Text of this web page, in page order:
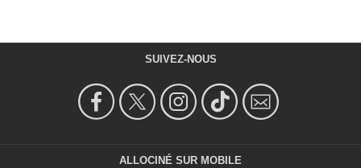
SUIVEZ-NOUS
ALLOCINÉ SUR MOBILE